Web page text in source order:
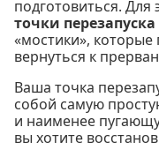
подготовиться.
точки перезапуска
«мостики»,
вернуться к
Ваша точка
собой самую
и наименее
вы хотите